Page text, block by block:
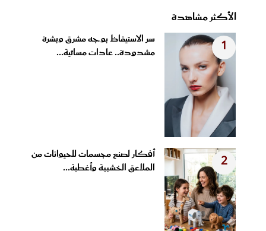
الأكثر مشاهدة
1
سر الاستيقاظ بوجه مشرق وبشرة
مشدودة.. عادات مسائية...
2
أفكار لصنع مجسمات للحيوانات من
الملاعق الخشبية وأغطية...